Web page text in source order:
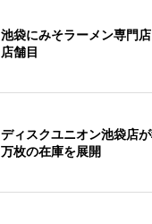
池袋にみそラーメン専門
店舗目
ディスクユニオン池袋店
万枚の在庫を展開